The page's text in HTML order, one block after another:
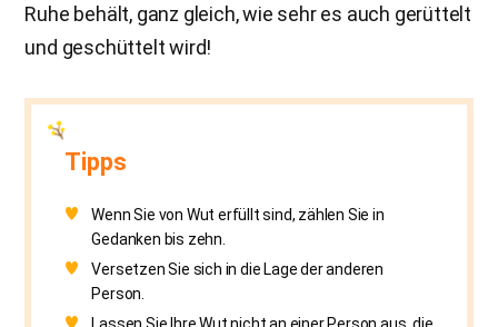
Ruhe behält, ganz gleich, wie sehr es auch gerüttelt
und geschüttelt wird!
Tipps
Wenn Sie von Wut erfüllt sind, zählen Sie in
Gedanken bis zehn.
Versetzen Sie sich in die Lage der anderen
Person.
Lassen Sie Ihre Wut nicht an einer Person aus, die